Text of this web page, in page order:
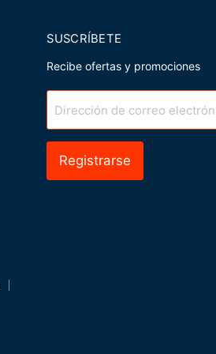
SUSCRÍBETE
Recibe ofertas y promociones
Dirección de correo
Registrarse